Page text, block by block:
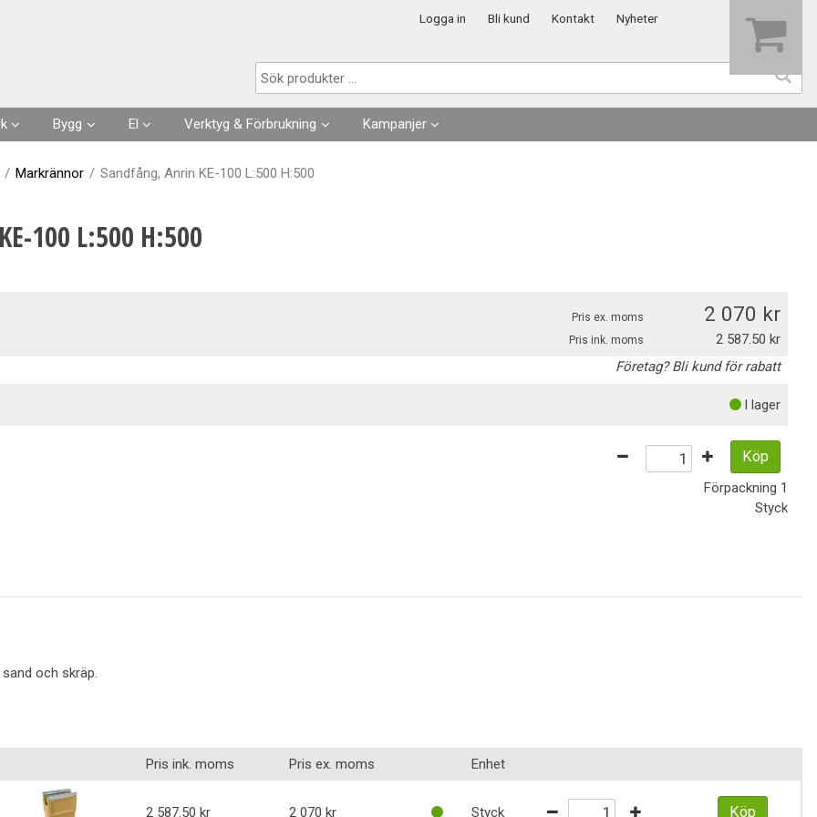
Logga in Bli kund Kontakt Nyheter
Bygg
Husgrunder
El
Kabel
Skarvsladdar, stickproppar
Verktyg & Förbrukning
Förbrukningsvaror
Kläder
Kampanjer
/ Markrännor / Sandfång, Anrin KE-100 L:500 H:500
100 L:500 H:500
Pris ex. moms 2 070
Pris ink. moms
2 587.50
Företag? Bli kund för rabatt
I lager
Köp
Förpackning 1
Styck
och skräp.
Pris ink. moms Pris ex. moms Enhet
2 587.50 2 070 Styck Köp